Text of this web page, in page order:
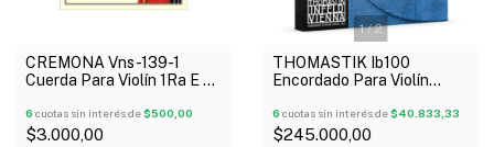
CREMONA Vns-139-1
Cuerda Para Violín 1Ra E X
6 cuotas sin interés de$500,00
$3.000,00
1/2
THOMASTIK Ib100
Encordado Para Violín
6 cuotas sin interés de$40.833,33
$245.000,00